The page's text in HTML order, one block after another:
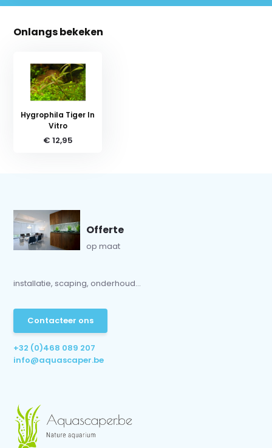
Onlangs bekeken
Hygrophila Tiger In
Vitro
€ 12,95
Offerte
op maat
installatie, scaping, onderhoud...
Contacteer ons
+32 (0)468 089 207
info@aquascaper.be